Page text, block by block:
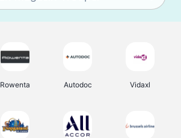
Rowenta Autodoc Vidaxl